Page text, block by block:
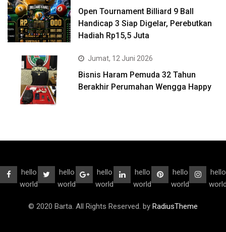
Open Tournament Billiard 9 Ball
Handicap 3 Siap Digelar, Perebutkan
Hadiah Rp15,5 Juta
Jumat, 12 Juni 2026
Bisnis Haram Pemuda 32 Tahun
Berakhir Perumahan Wengga Happy
hello
world
hello
world
hello
world
hello
world
hello
world
hello
© 2020 Barta. All Rights Reserved. by RadiusTheme